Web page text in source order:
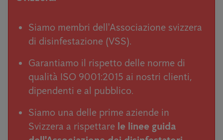
Siamo membri dell'Associazione svizzera
di disinfestazione (VSS).
Garantiamo il rispetto delle norme di
qualità ISO 9001:2015 ai nostri clienti,
dipendenti e al pubblico.
Siamo una delle prime aziende in
Svizzera a rispettare le linee guida